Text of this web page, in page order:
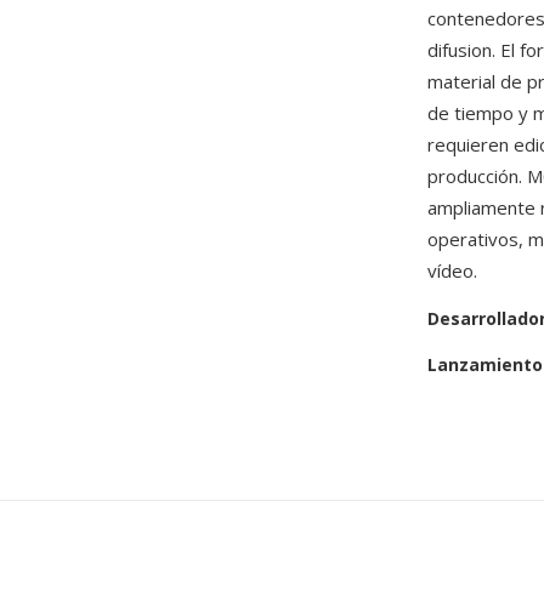
difusion. El
material de
de tiempo y
requieren
producción.
ampliamente
operativos,
vídeo.